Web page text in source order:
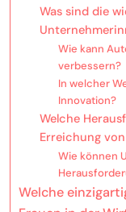
Was sind die
Wie kann
verbessern?
In welcher
Innovation?
Welche
Erreichung
Wie können
Welche